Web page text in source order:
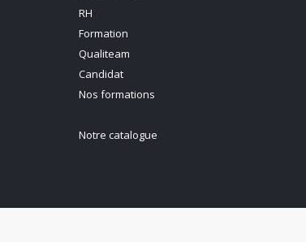
RH
Formation
Qualiteam
Candidat
Nos formations
Notre catalogue